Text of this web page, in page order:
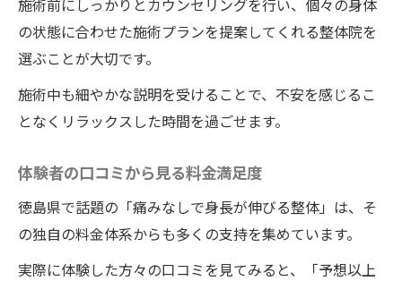
施術前にしっかりとカウンセリングを行い、個々の身体
の状態に合わせた施術プランを提案してくれる整体院を
選ぶことが大切です。
施術中も細やかな説明を受けることで、不安を感じるこ
となくリラックスした時間を過ごせます。
体験者の口コミから見る料金満足度
徳島県で話題の「痛みなしで身長が伸びる整体」は、そ
の独自の料金体系からも多くの支持を集めています。
実際に体験した方々の口コミを見てみると、「予想以上